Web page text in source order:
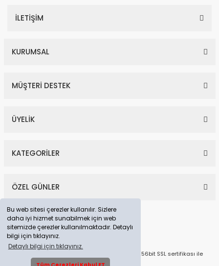
Bu web sitesi çerezler kullanılır. Sizlere
daha iyi hizmet sunabilmek için web
sitemizde çerezler kullanılmaktadır. Detaylı
bilgi için tıklayınız.
Detaylı bilgi için tıklayınız.
İLETİŞİM
KURUMSAL
MÜŞTERİ DESTEK
ÜYELİK
KATEGORİLER
ÖZEL GÜNLER
© Tüm Hakları Saklıdır. Kredi kartı bilgileriniz 256bit SSL sertifikası ile
korunmaktadır.